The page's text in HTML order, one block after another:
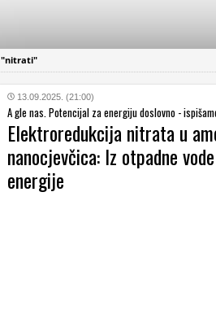
"nitrati"
13.09.2025. (21:00)
A gle nas. Potencijal za energiju doslovno -
Elektroredukcija nitrata u
nanocjevčica: Iz otpadne
energije